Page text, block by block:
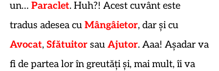
un… Paraclet. Huh?! Acest cuvânt este
tradus adesea cu Mângâietor, dar și cu
Avocat, Sfătuitor sau Ajutor. Aaa! Așadar va
fi de partea lor în greutăți și, mai mult, îi va